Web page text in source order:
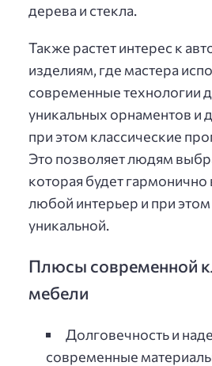
дерева и стекла.
Также растет интерес к
изделиям, где мастера
современные технологии
уникальных орнаментов и
при этом классические
Это позволяет людям
которая будет гармонично
любой интерьер и при этом
уникальной.
Плюсы современной
мебели
Долговечность и
современные